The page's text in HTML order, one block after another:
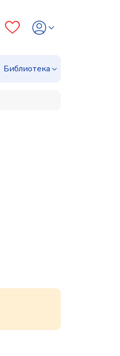
Библиотека